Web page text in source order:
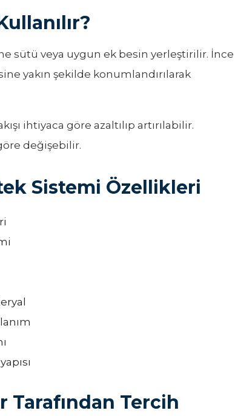
sütü veya uygun ek besin yerleştirilir. İnce
yakın şekilde konumlandırılarak
ihtiyaca göre azaltılıp artırılabilir.
değişebilir.
Sistemi Özellikleri
Tarafından Tercih